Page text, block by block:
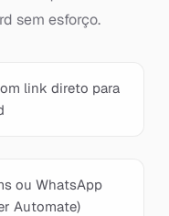
sem esforço.
link direto para
ou WhatsApp
Automate)